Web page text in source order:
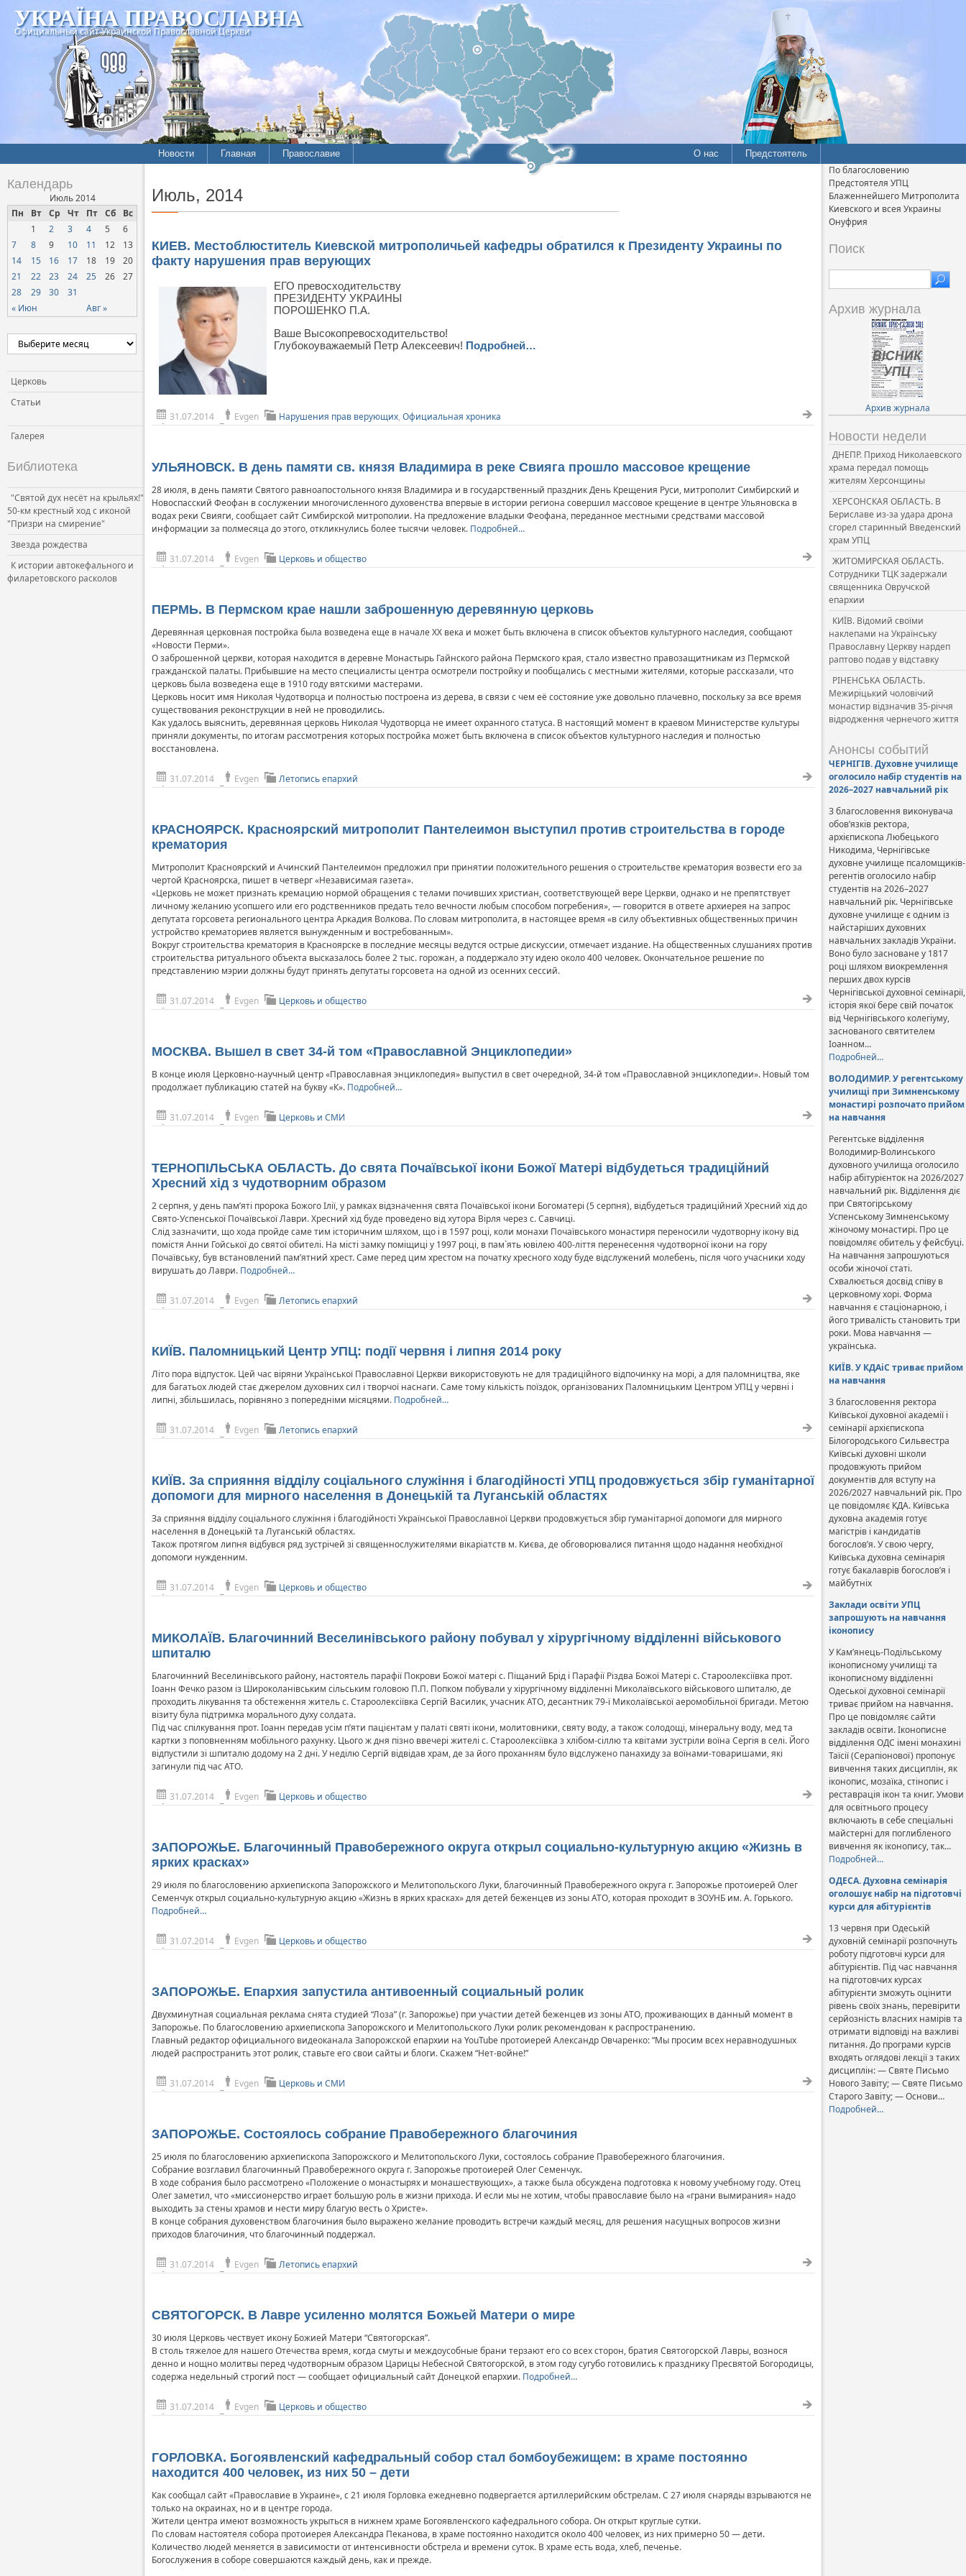
УКРАЇНА ПРАВОСЛАВНА
Официальный сайт Украинской Православной Церкви
Новости
Межконфессиональные
верующих
Официальная хроника
СОЦИАЛЬНОЕ
СЛУЖЕНИЕ
Церковь и власть
Церковь и общество
Церковь и СМИ
Главная Православие
Митрополиты
О нас Предстоятель
Календарь
Июль 2014
Пн
Вт Ср Чт Пт Сб Вс
« Июн Авг »
1 2 3 4 5
6
7
8 9 10 11 12
13
14
15 16 17 18 19
20
21
22 23 24 25 26
27
28
29 30 31
Церковь
Статьи
Галерея
Библиотека
"Святой дух несёт на крыльях!"
50-км крестный ход с иконой
"Призри на смирение"
Звезда рождества
К истории автокефального и
филаретовского расколов
Июль, 2014
КИЕВ. Местоблюститель Киевской митрополичьей кафедры обратился к Президенту Украины по
факту нарушения прав верующих
ЕГО превосходительству
ПРЕЗИДЕНТУ УКРАИНЫ
ПОРОШЕНКО П.А.
Ваше Высокопревосходительство!
Глубокоуважаемый Петр Алексеевич! Подробней…
31.07.2014 Evgen Нарушения прав верующих, Официальная хроника
УЛЬЯНОВСК. В день памяти св. князя Владимира в реке Свияга прошло массовое крещение
28 июля, в день памяти Святого равноапостольного князя Владимира и в государственный праздник День Крещения Руси, митрополит Симбирский и
Новоспасский Феофан в сослужении многочисленного духовенства впервые в истории региона совершил массовое крещение в центре Ульяновска в
водах реки Свияги, сообщает сайт Симбирской митрополии. На предложение владыки Феофана, переданное местными средствами массовой
информации за полмесяца до этого, откликнулись более тысячи человек. Подробней…
31.07.2014 Evgen Церковь и общество
ПЕРМЬ. В Пермском крае нашли заброшенную деревянную церковь
Деревянная церковная постройка была возведена еще в начале ХХ века и может быть включена в список объектов культурного наследия, сообщают
«Новости Перми».
О заброшенной церкви, которая находится в деревне Монастырь Гайнского района Пермского края, стало известно правозащитникам из Пермской
гражданской палаты. Прибывшие на место специалисты центра осмотрели постройку и пообщались с местными жителями, которые рассказали, что
церковь была возведена еще в 1910 году вятскими мастерами.
Церковь носит имя Николая Чудотворца и полностью построена из дерева, в связи с чем её состояние уже довольно плачевно, поскольку за все время
существования реконструкции в ней не проводились.
Как удалось выяснить, деревянная церковь Николая Чудотворца не имеет охранного статуса. В настоящий момент в краевом Министерстве культуры
приняли документы, по итогам рассмотрения которых постройка может быть включена в список объектов культурного наследия и полностью
восстановлена.
31.07.2014 Evgen Летопись епархий
КРАСНОЯРСК. Красноярский митрополит Пантелеимон выступил против строительства в городе
крематория
Митрополит Красноярский и Ачинский Пантелеимон предложил при принятии положительного решения о строительстве крематория возвести его за
чертой Красноярска, пишет в четверг «Независимая газета».
«Церковь не может признать кремацию нормой обращения с телами почивших христиан, соответствующей вере Церкви, однако и не препятствует
личному желанию усопшего или его родственников предать тело вечности любым способом погребения», — говорится в ответе архиерея на запрос
депутата горсовета регионального центра Аркадия Волкова. По словам митрополита, в настоящее время «в силу объективных общественных причин
устройство крематориев является вынужденным и востребованным».
Вокруг строительства крематория в Красноярске в последние месяцы ведутся острые дискуссии, отмечает издание. На общественных слушаниях против
строительства ритуального объекта высказалось более 2 тыс. горожан, а поддержало эту идею около 400 человек. Окончательное решение по
представлению мэрии должны будут принять депутаты горсовета на одной из осенних сессий.
31.07.2014 Evgen Церковь и общество
МОСКВА. Вышел в свет 34-й том «Православной Энциклопедии»
В конце июля Церковно-научный центр «Православная энциклопедия» выпустил в свет очередной, 34-й том «Православной энциклопедии». Новый том
продолжает публикацию статей на букву «К». Подробней…
31.07.2014 Evgen Церковь и СМИ
ТЕРНОПІЛЬСЬКА ОБЛАСТЬ. До свята Почаївської ікони Божої Матері відбудеться традиційний
Хресний хід з чудотворним образом
2 серпня, у день пам’яті пророка Божого Ілії, у рамках відзначення свята Почаївської ікони Богоматері (5 серпня), відбудеться традиційний Хресний хід до
Свято-Успенської Почаївської Лаври. Хресний хід буде проведено від хутора Вірля через с. Савчиці.
Слід зазначити, що хода пройде саме тим історичним шляхом, що і в 1597 році, коли монахи Почаївського монастиря переносили чудотворну ікону від
помістя Анни Гойської до святої обителі. На місті замку поміщиці у 1997 році, в пам`ять ювілею 400-ліття перенесення чудотворної ікони на гору
Почаївську, був встановлений пам’ятний хрест. Саме перед цим хрестом на початку хресного ходу буде відслужений молебень, після чого учасники ходу
вирушать до Лаври. Подробней…
31.07.2014 Evgen Летопись епархий
КИЇВ. Паломницький Центр УПЦ: події червня і липня 2014 року
Літо пора відпусток. Цей час віряни Української Православної Церкви використовують не для традиційного відпочинку на морі, а для паломництва, яке
для багатьох людей стає джерелом духовних сил і творчої наснаги. Саме тому кількість поїздок, організованих Паломницьким Центром УПЦ у червні і
липні, збільшилась, порівняно з попередніми місяцями. Подробней…
31.07.2014 Evgen Летопись епархий
КИЇВ. За сприяння відділу соціального служіння і благодійності УПЦ продовжується збір гуманітарної
допомоги для мирного населення в Донецькій та Луганській областях
За сприяння відділу соціального служіння і благодійності Української Православної Церкви продовжується збір гуманітарної допомоги для мирного
населення в Донецькій та Луганській областях.
Також протягом липня відбувся ряд зустрічей зі священнослужителями вікаріатств м. Києва, де обговорювалися питання щодо надання необхідної
допомоги нужденним.
31.07.2014 Evgen Церковь и общество
МИКОЛАЇВ. Благочинний Веселинівського району побувал у хірургічному відділенні військового
шпиталю
Благочинний Веселинівського району, настоятель парафії Покрови Божої матері с. Піщаний Брід і Парафії Різдва Божої Матері с. Староолексіївка прот.
Іоанн Фечко разом із Широколанівським сільським головою П.П. Попком побували у хірургічному відділенні Миколаївського військового шпиталю, де
проходить лікування та обстеження житель с. Староолексіївка Сергій Василик, учасник АТО, десантник 79-ї Миколаївської аеромобільної бригади. Метою
візиту була підтримка морального духу солдата.
Під час спілкування прот. Іоанн передав усім п’яти пацієнтам у палаті святі ікони, молитовники, святу воду, а також солодощі, мінеральну воду, мед та
картки з поповненням мобільного рахунку. Цього ж дня пізно ввечері жителі с. Староолексіївка з хлібом-сіллю та квітами зустріли воїна Сергія в селі. Його
відпустили зі шпиталю додому на 2 дні. У неділю Сергій відвідав храм, де за його проханням було відслужено панахиду за воїнами-товаришами, які
загинули під час АТО.
31.07.2014 Evgen Церковь и общество
ЗАПОРОЖЬЕ. Благочинный Правобережного округа открыл социально-культурную акцию «Жизнь в
ярких красках»
29 июля по благословению архиепископа Запорожского и Мелитопольского Луки, благочинный Правобережного округа г. Запорожье протоиерей Олег
Семенчук открыл социально-культурную акцию «Жизнь в ярких красках» для детей беженцев из зоны АТО, которая проходит в ЗОУНБ им. А. Горького.
Подробней…
31.07.2014 Evgen Церковь и общество
ЗАПОРОЖЬЕ. Епархия запустила антивоенный социальный ролик
Двухминутная социальная реклама снята студией “Лоза” (г. Запорожье) при участии детей беженцев из зоны АТО, проживающих в данный момент в
Запорожье. По благословению архиепископа Запорожского и Мелитопольского Луки ролик рекомендован к распространению.
Главный редактор официального видеоканала Запорожской епархии на YouTube протоиерей Александр Овчаренко: “Мы просим всех неравнодушных
людей распространить этот ролик, ставьте его свои сайты и блоги. Скажем “Нет-войне!”
31.07.2014 Evgen Церковь и СМИ
ЗАПОРОЖЬЕ. Состоялось собрание Правобережного благочиния
25 июля по благословению архиепископа Запорожского и Мелитопольского Луки, состоялось собрание Правобережного благочиния.
Собрание возглавил благочинный Правобережного округа г. Запорожье протоиерей Олег Семенчук.
В ходе собрания было рассмотрено «Положение о монастырях и монашествующих», а также была обсуждена подготовка к новому учебному году. Отец
Олег заметил, что «миссионерство играет большую роль в жизни прихода. И если мы не хотим, чтобы православие было на «грани вымирания» надо
выходить за стены храмов и нести миру благую весть о Христе».
В конце собрания духовенством благочиния было выражено желание проводить встречи каждый месяц, для решения насущных вопросов жизни
приходов благочиния, что благочинный поддержал.
31.07.2014 Evgen Летопись епархий
СВЯТОГОРСК. В Лавре усиленно молятся Божьей Матери о мире
30 июля Церковь чествует икону Божией Матери “Святогорская”.
В столь тяжелое для нашего Отечества время, когда смуты и междоусобные брани терзают его со всех сторон, братия Святогорской Лавры, вознося
денно и нощно молитвы перед чудотворным образом Царицы Небесной Святогорской, в этом году сугубо готовились к празднику Пресвятой Богородицы,
содержа недельный строгий пост — сообщает официальный сайт Донецкой епархии. Подробней…
31.07.2014 Evgen Церковь и общество
ГОРЛОВКА. Богоявленский кафедральный собор стал бомбоубежищем: в храме постоянно
находится 400 человек, из них 50 – дети
Как сообщал сайт «Православие в Украине», с 21 июля Горловка ежедневно подвергается артиллерийским обстрелам. С 27 июля снаряды взрываются не
только на окраинах, но и в центре города.
Жители центра имеют возможность укрыться в нижнем храме Богоявленского кафедрального собора. Он открыт круглые сутки.
По словам настоятеля собора протоиерея Александра Пеканова, в храме постоянно находится около 400 человек, из них примерно 50 — дети.
Количество людей меняется в зависимости от интенсивности обстрела и времени суток. В храме есть вода, хлеб, печенье.
Богослужения в соборе совершаются каждый день, как и прежде.
По благословению
Предстоятеля УПЦ
Блаженнейшего Митрополита
Киевского и всея Украины
Онуфрия
Поиск
Архив журнала
Архив журнала
Новости недели
ДНЕПР. Приход Николаевского
храма передал помощь
жителям Херсонщины
ХЕРСОНСКАЯ ОБЛАСТЬ. В
Бериславе из-за удара дрона
сгорел старинный Введенский
храм УПЦ
ЖИТОМИРСКАЯ ОБЛАСТЬ.
Сотрудники ТЦК задержали
священника Овручской
епархии
КИЇВ. Відомий своїми
наклепами на Українську
Православну Церкву нардеп
раптово подав у відставку
РІНЕНСЬКА ОБЛАСТЬ.
Межиріцький чоловічий
монастир відзначив 35-річчя
відродження чернечого життя
Анонсы событий
ЧЕРНІГІВ. Духовне училище
оголосило набір студентів на
2026–2027 навчальний рік
З благословення виконувача
обов’язків ректора,
архієпископа Любецького
Никодима, Чернігівське
духовне училище псаломщиків-
регентів оголосило набір
студентів на 2026–2027
навчальний рік. Чернігівське
духовне училище є одним із
найстаріших духовних
навчальних закладів України.
Воно було засноване у 1817
році шляхом виокремлення
перших двох курсів
Чернігівської духовної семінарії,
історія якої бере свій початок
від Чернігівського колегіуму,
заснованого святителем
Іоанном…
Подробней…
ВОЛОДИМИР. У регентському
училищі при Зимненському
монастирі розпочато прийом
на навчання
Регентське відділення
Володимир-Волинського
духовного училища оголосило
набір абітурієнток на 2026/2027
навчальний рік. Відділення діє
при Святогірському
Успенському Зимненському
жіночому монастирі. Про це
повідомляє обитель у фейсбуці.
На навчання запрошуються
особи жіночої статі.
Схвалюється досвід співу в
церковному хорі. Форма
навчання є стаціонарною, і
його тривалість становить три
роки. Мова навчання —
українська.
КИЇВ. У КДАіС триває прийом
на навчання
З благословення ректора
Київської духовної академії і
семінарії архієпископа
Білогородського Сильвестра
Київські духовні школи
продовжують прийом
документів для вступу на
2026/2027 навчальний рік. Про
це повідомляє КДА. Київська
духовна академія готує
магістрів і кандидатів
богослов’я. У свою чергу,
Київська духовна семінарія
готує бакалаврів богослов’я і
майбутніх
Заклади освіти УПЦ
запрошують на навчання
іконопису
У Кам’янець-Подільському
іконописному училищі та
іконописному відділенні
Одеської духовної семінарії
триває прийом на навчання.
Про це повідомляє сайти
закладів освіти. Іконописне
відділення ОДС імені монахині
Таїсії (Серапіонової) пропонує
вивчення таких дисциплін, як
іконопис, мозаїка, стінопис і
реставрація ікон та книг. Умови
для освітнього процесу
включають в себе спеціальні
майстерні для поглибленого
вивчення як іконопису, так…
Подробней…
ОДЕСА. Духовна семінарія
оголошує набір на підготовчі
курси для абітурієнтів
13 червня при Одеській
духовній семінарії розпочнуть
роботу підготовчі курси для
абітурієнтів. Під час навчання
на підготовчих курсах
абітурієнти зможуть оцінити
рівень своїх знань, перевірити
серйозність власних намірів та
отримати відповіді на важливі
питання. До програми курсів
входять оглядові лекції з таких
дисциплін: — Святе Письмо
Нового Завіту; — Святе Письмо
Старого Завіту; — Основи…
Подробней…